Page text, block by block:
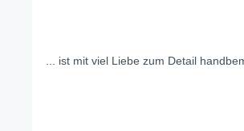
... ist mit viel Liebe zum Detail